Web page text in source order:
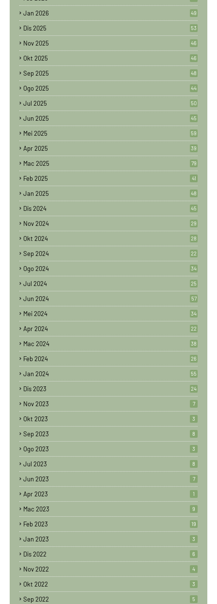
Jan 2026 49
Dis 2025 53
Nov 2025 46
Okt 2025 46
Sep 2025 48
Ogo 2025 44
Jul 2025 50
Jun 2025 45
Mei 2025 59
Apr 2025 39
Mac 2025 79
Feb 2025 41
Jan 2025 48
Dis 2024 45
Nov 2024 29
Okt 2024 28
Sep 2024 22
Ogo 2024 34
Jul 2024 25
Jun 2024 57
Mei 2024 34
Apr 2024 22
Mac 2024 38
Feb 2024 26
Jan 2024 55
Dis 2023 24
Nov 2023 7
Okt 2023 3
Sep 2023 8
Ogo 2023 3
Jul 2023 8
Jun 2023 7
Apr 2023 1
Mac 2023 9
Feb 2023 19
Jan 2023 3
Dis 2022 6
Nov 2022 4
Okt 2022 3
Sep 2022 5